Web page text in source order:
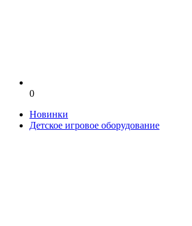
0
Новинки
Детское игровое оборудование